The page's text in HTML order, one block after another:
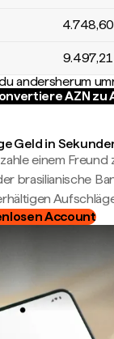
4.748,60
9.497,21
andersherum
AZN zu
Geld in
einem
brasilianische
Account